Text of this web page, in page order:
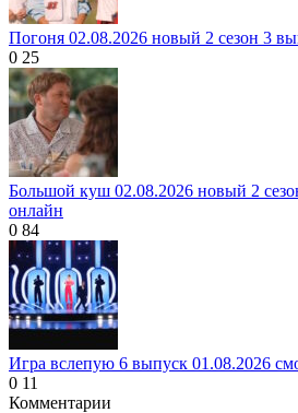
Погоня 02.08.2026 новый 2 сезон 3
0 25
Большой куш 02.08.2026 новый 2
онлайн
0 84
Игра вслепую 6 выпуск 01.08.2026
0 11
Комментарии